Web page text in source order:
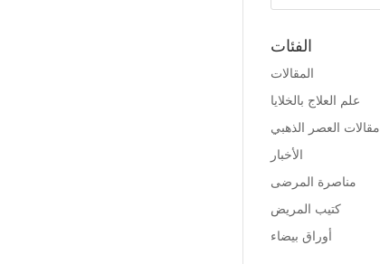
الفئات
المقالات
علم العلاج بالخلايا
مقالات العصر الذهبي
الأخبار
مناصرة المرضى
كتيب المريض
أوراق بيضاء